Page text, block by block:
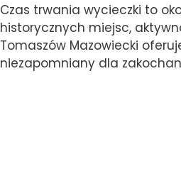
Czas trwania wycieczki to
historycznych miejsc,
Tomaszów Mazowiecki
niezapomniany dla